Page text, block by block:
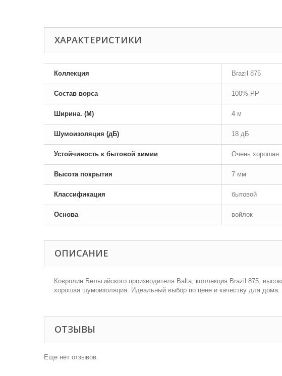
ХАРАКТЕРИСТИКИ
Коллекция Brazil 875
Состав ворса 100% PP
Ширина. (М) 4 м
Шумоизоляция (дБ) 18 дБ
Устойчивость к бытовой химии Очень хорошая
Высота покрытия 7 мм
Классификация бытовой
Основа войлок
ОПИСАНИЕ
Ковролин Бельгийского производителя Balta, коллекция Brazil 875,
хорошая шумоизоляция. Идеальный выбор по цене и качеству для дома.
ОТЗЫВЫ
Еще нет отзывов.